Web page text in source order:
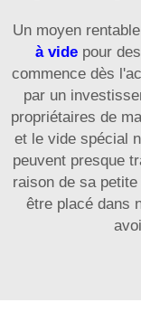
Un moyen
à vide pour
commence dès
par un
propriétaires de
et le vide spécial
peuvent presque
raison de sa
être placé dans